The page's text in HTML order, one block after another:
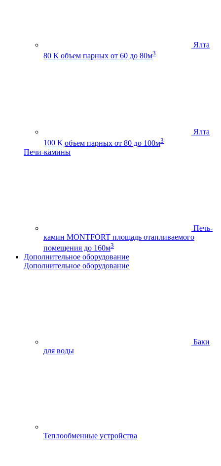
Ялта
80 К объем парных от 60 до 80м3
Ялта
100 К объем парных от 80 до 100м3
Печи-камины
Печь-
камин MONTFORT площадь отапливаемого
помещения до 160м3
Дополнительное оборудование
Дополнительное оборудование
Баки
для воды
Теплообменные устройства